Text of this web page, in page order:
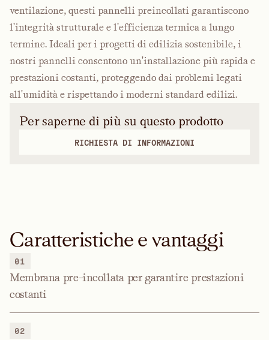
ventilazione, questi pannelli preincollati garantiscono
l'integrità strutturale e l'efficienza termica a lungo
termine. Ideali per i progetti di edilizia sostenibile, i
nostri pannelli consentono un'installazione più rapida e
prestazioni costanti, proteggendo dai problemi legati
all'umidità e rispettando i moderni standard edilizi.
Per saperne di più su questo prodotto
RICHIESTA DI INFORMAZIONI
Caratteristiche e vantaggi
01
Membrana pre-incollata per garantire prestazioni
costanti
02